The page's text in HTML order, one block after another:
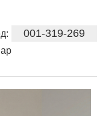
001-319-269